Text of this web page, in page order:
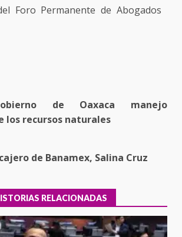
Foro Permanente de Abogados
de Oaxaca manejo
los recursos naturales
de Banamex, Salina Cruz
RELACIONADAS